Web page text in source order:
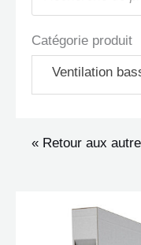
Catégorie produit
Ventilation
« Retour aux